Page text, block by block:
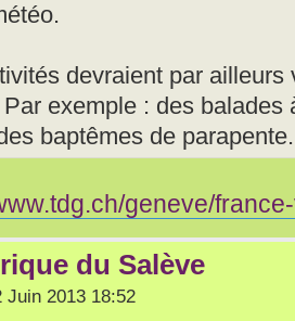
devraient par ailleurs
exemple : des balades
baptêmes de parapente.
geneve/
du Salève
2013 18:52